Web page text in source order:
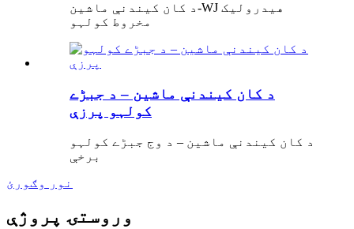
د کان کیندنې ماشین-WJ هیدرولیک
مخروط کولہو
د کان کیندنې ماشین – د جبڑے
کولہو پرزې
د کان کیندنې ماشین – د وج جبڑے کولہو
برخې
نور وګورئ
وروستۍ پروژې